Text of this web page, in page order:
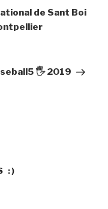
de Sant Boi
🖐 2019
:)